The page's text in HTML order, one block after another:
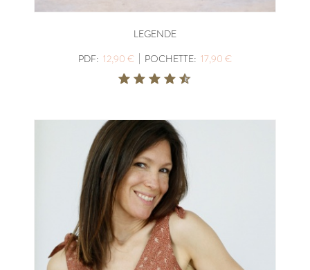
LEGENDE
PDF: 12,90 € | POCHETTE: 17,90 €